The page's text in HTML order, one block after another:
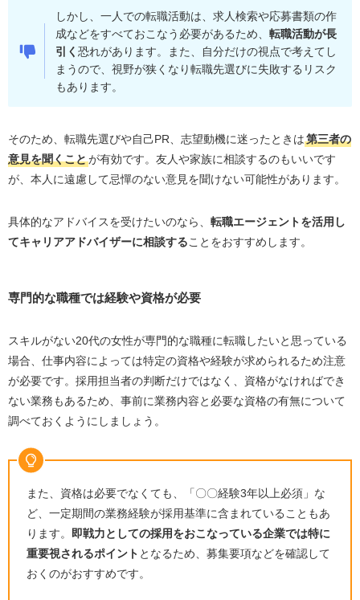
しかし、一人での転職活動は、求人検索や応募書類の作
成などをすべておこなう必要があるため、転職活動が長
引く恐れがあります。また、自分だけの視点で考えてし
まうので、視野が狭くなり転職先選びに失敗するリスク
もあります。
そのため、転職先選びや自己PR、志望動機に迷ったときは第三者の
意見を聞くことが有効です。友人や家族に相談するのもいいです
が、本人に遠慮して忌憚のない意見を聞けない可能性があります。
具体的なアドバイスを受けたいのなら、 転職エージェントを活用し
てキャリアアドバイザーに相談することをおすすめします。
専門的な職種では経験や資格が必要
スキルがない20代の女性が専門的な職種に転職したいと思っている
場合、仕事内容によっては特定の資格や経験が求められるため注意
が必要です。採用担当者の判断だけではなく、資格がなければでき
ない業務もあるため、事前に業務内容と必要な資格の有無について
調べておくようにしましょう。
また、資格は必要でなくても、「〇〇経験3年以上必須」な
ど、一定期間の業務経験が採用基準に含まれていることもあ
ります。
即戦力としての採用をおこなっている企業では特に
重要視されるポイント となるため、募集要項などを確認して
おくのがおすすめです。